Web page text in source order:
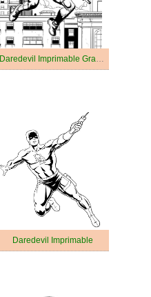
Daredevil Imprimable Gratuit
Daredevil Imprimable